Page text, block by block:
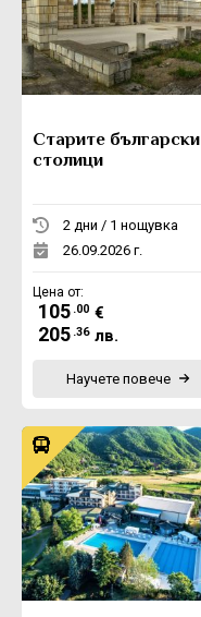
Старите български
столици
2 дни / 1 нощувка
26.09.2026 г.
Цена от:
105 .00 €
205 .36 лв.
Научете повече